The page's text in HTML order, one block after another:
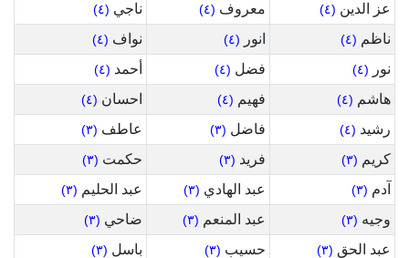
عز الدين (٤) معروف (٤) ناجي (٤)
ناظم (٤) انور (٤) نواف (٤)
نور (٤) فضل (٤) أحمد (٤)
هاشم (٤) فهيم (٤) احسان (٤)
رشيد (٤) فاضل (٣) عاطف (٣)
كريم (٣) فريد (٣) حكمت (٣)
آدم (٣) عبد الهادي (٣) عبد الحليم (٣)
وجيه (٣) عبد المنعم (٣) ضاحي (٣)
عبد الحق (٣) حسيب (٣) باسل (٣)